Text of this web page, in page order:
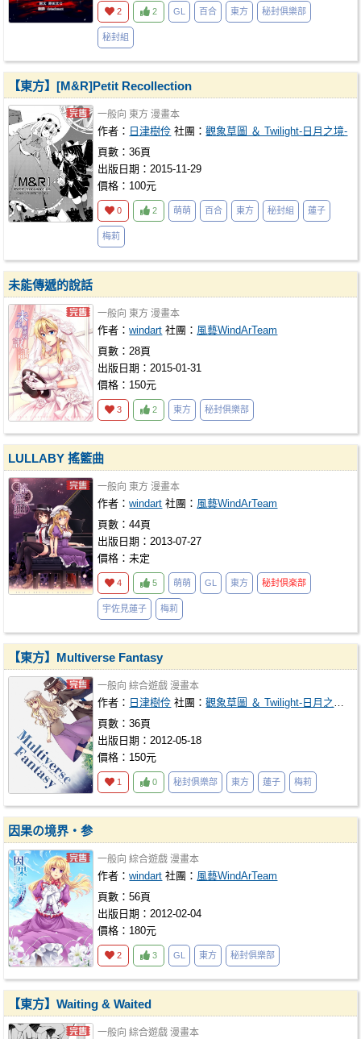
2 2 GL 百合 東方 秘封俱樂部
秘封組
【東方】[M&R]Petit Recollection
一般向 東方 漫畫本
作者： 日津樹伶 社團：觀象草圖 ＆ Twilight-日月之境-
頁數：36頁
出版日期：2015-11-29
價格：100元
0 2 萌萌 百合 東方 秘封組 蓮子
梅莉
未能傳遞的說話
一般向 東方 漫畫本
作者：windart 社團： 風藝WindArTeam
頁數：28頁
出版日期：2015-01-31
價格：150元
3 2 東方 秘封俱樂部
LULLABY 搖籃曲
一般向 東方 漫畫本
作者：windart 社團： 風藝WindArTeam
頁數：44頁
出版日期：2013-07-27
價格：未定
4 5 萌萌 GL 東方 秘封倶楽部
宇佐見蓮子 梅莉
【東方】Multiverse Fantasy
一般向 綜合遊戲 漫畫本
作者： 日津樹伶 社團：觀象草圖 ＆ Twilight-日月之境-
頁數：36頁
出版日期：2012-05-18
價格：150元
1 0 秘封俱樂部 東方 蓮子 梅莉
因果の境界・参
一般向 綜合遊戲 漫畫本
作者：windart 社團： 風藝WindArTeam
頁數：56頁
出版日期：2012-02-04
價格：180元
2 3 GL 東方 秘封俱樂部
【東方】Waiting & Waited
一般向 綜合遊戲 漫畫本